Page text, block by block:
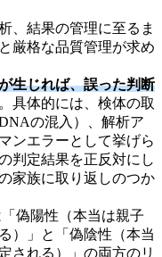
、結果の管理に至るま
厳格な品質管理が求め
生じれば、誤った判断
具体的には、検体の取
の混入）、解析ア
ンエラーとして挙げら
判定結果を正反対にし
家族に取り返しのつか
偽陽性（本当は親子
）」と「偽陰性（本当
される）」の両方のリ